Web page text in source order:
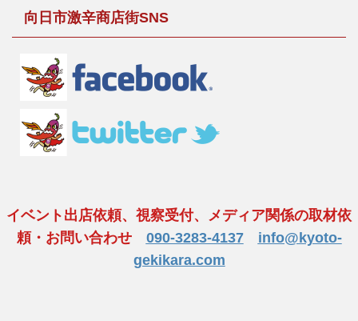
向日市激辛商店街SNS
イベント出店依頼、視察受付、メディア関係の取材依
頼・お問い合わせ 090-3283-4137
info@kyoto-
gekikara.com